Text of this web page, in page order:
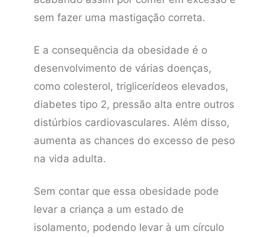
sem fazer uma mastigação correta.
E a consequência da obesidade é o
desenvolvimento de várias doenças,
como colesterol, triglicerídeos elevados,
diabetes tipo 2, pressão alta entre outros
distúrbios cardiovasculares. Além disso,
aumenta as chances do excesso de peso
na vida adulta.
Sem contar que essa obesidade pode
levar a criança a um estado de
isolamento, podendo levar à um círculo